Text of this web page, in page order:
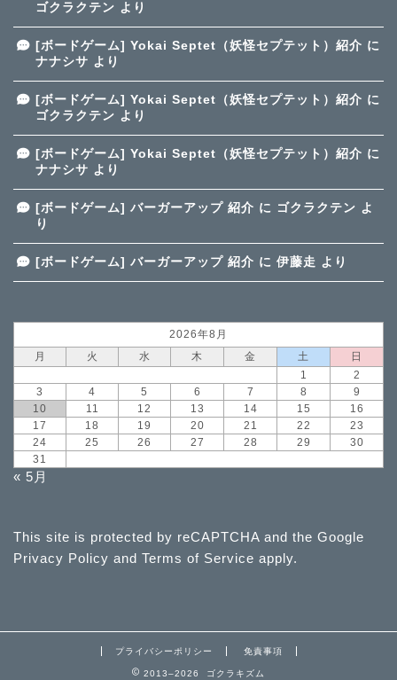
ゴクラクテン より
[ボードゲーム] Yokai Septet（妖怪セプテット）紹介 に
ナナシサ より
[ボードゲーム] Yokai Septet（妖怪セプテット）紹介 に
ゴクラクテン より
[ボードゲーム] Yokai Septet（妖怪セプテット）紹介 に
ナナシサ より
[ボードゲーム] バーガーアップ 紹介 に ゴクラクテン よ
り
[ボードゲーム] バーガーアップ 紹介 に 伊藤走 より
2026年8月
月
火 水 木 金 土
日
1
2
3
4 5 6 7 8
9
10
11 12 13 14 15
16
17
18 19 20 21 22
23
24
25 26 27 28 29
30
31
« 5月
This site is protected by reCAPTCHA and the Google
Privacy Policy and Terms of Service apply.
プライバシーポリシー 免責事項
2013–2026 ゴクラキズム